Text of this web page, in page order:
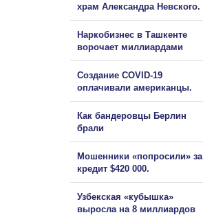
храм Александра Невского.
Наркобизнес в Ташкенте
ворочает миллиардами
Создание COVID-19
оплачивали американцы.
Как бандеровцы Берлин
брали
Мошенники «попросили» за
кредит $420 000.
Узбекская «кубышка»
выросла на 8 миллиардов